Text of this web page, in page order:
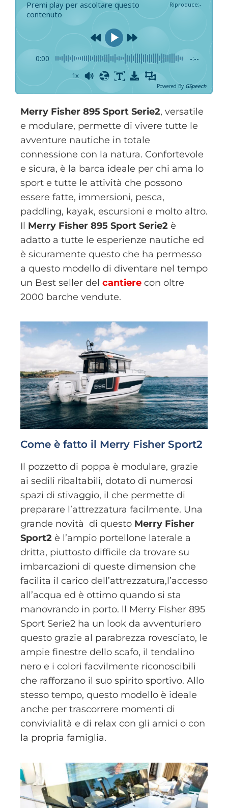
Premi play per ascoltare questo
contenuto
Riproduce:-
0:00 -:--
1x
Powered By GSpeech
Merry Fisher 895 Sport Serie2, versatile
e modulare, permette di vivere tutte le
avventure nautiche in totale
connessione con la natura. Confortevole
e sicura, è la barca ideale per chi ama lo
sport e tutte le attività che possono
essere fatte, immersioni, pesca,
paddling, kayak, escursioni e molto altro.
Il Merry Fisher 895 Sport Serie2 è
adatto a tutte le esperienze nautiche ed
è sicuramente questo che ha permesso
a questo modello di diventare nel tempo
un Best seller del cantiere con oltre
2000 barche vendute.
Come è fatto il Merry Fisher Sport2
Il pozzetto di poppa è modulare, grazie
ai sedili ribaltabili, dotato di numerosi
spazi di stivaggio, il che permette di
preparare l’attrezzatura facilmente. Una
grande novità di questo Merry Fisher
Sport2 è l’ampio portellone laterale a
dritta, piuttosto difficile da trovare su
imbarcazioni di queste dimension che
facilita il carico dell’attrezzatura,l’accesso
all’acqua ed è ottimo quando si sta
manovrando in porto. ll Merry Fisher 895
Sport Serie2 ha un look da avventuriero
questo grazie al parabrezza rovesciato, le
ampie finestre dello scafo, il tendalino
nero e i colori facvilmente riconoscibili
che rafforzano il suo spirito sportivo. Allo
stesso tempo, questo modello è ideale
anche per trascorrere momenti di
convivialità e di relax con gli amici o con
la propria famiglia.